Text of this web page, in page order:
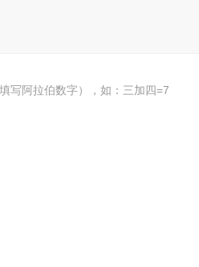
写阿拉伯数字），如：三加四=7